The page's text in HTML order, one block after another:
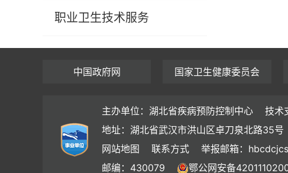
职业卫生技术服务
中国政府网 国家卫生健康委员会
主办单位：湖北省疾病预防控制中心
技术
地址：湖北省武汉市洪山区卓刀泉北路35号
网站地图
联系方式
举报邮箱：
邮编：430079
鄂公网安备